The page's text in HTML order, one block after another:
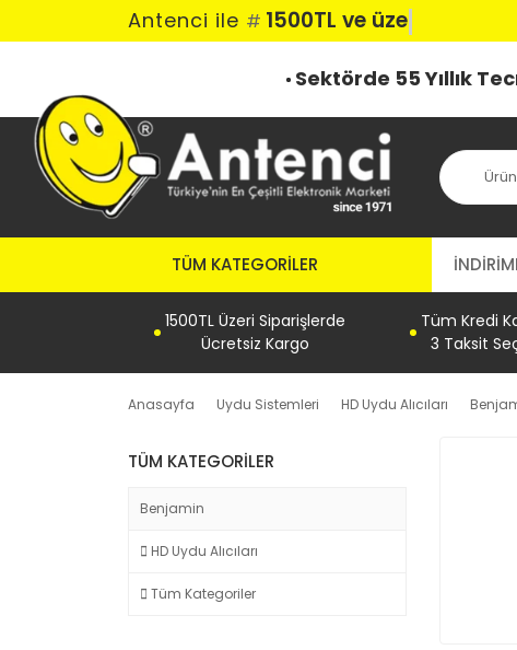
Antenci ile # 1500TL ve üzeri
Sektörde 55 Yıllık
TÜM KATEGORILER
1500TL Üzeri Siparişlerde
Ücretsiz Kargo
Tüm Kredi
3 Taksit
Anasayfa Uydu Sistemleri HD Uydu Alıcıları
TÜM KATEGORILER
Benjamin
HD Uydu Alıcıları
Tüm Kategoriler